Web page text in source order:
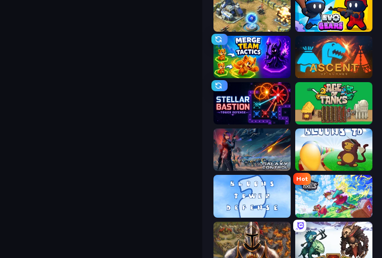
Battle for the Galaxy Evo Gears
Merge Team Tactics Ascent of Echoes
Stellar Bastion Age of Tanks Warriors: TD War
Galaxy Control: 3D Strategy Bloons Tower Defense
Hot
Kingdom of Pixels